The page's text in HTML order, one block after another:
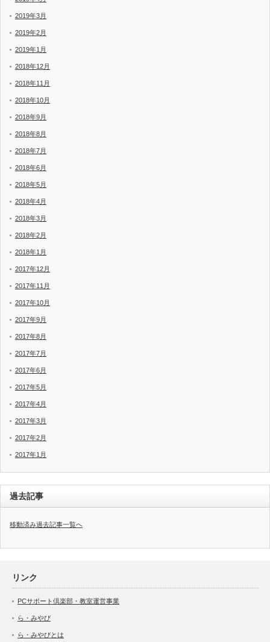
2019年3月
2019年2月
2019年1月
2018年12月
2018年11月
2018年10月
2018年9月
2018年8月
2018年7月
2018年6月
2018年5月
2018年4月
2018年3月
2018年2月
2018年1月
2017年12月
2017年11月
2017年10月
2017年9月
2017年8月
2017年7月
2017年6月
2017年5月
2017年4月
2017年3月
2017年2月
2017年1月
過去記事
移動済み過去記事一覧へ
リンク
PCサポート倶楽部・教室運営事業
ら・みやび
ら・みやびとは